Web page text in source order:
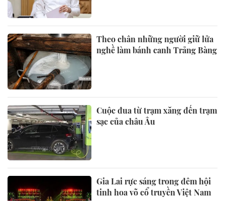
Theo chân những người giữ lửa
nghề làm bánh canh Trảng Bàng
Cuộc đua từ trạm xăng đến trạm
sạc của châu Âu
Gia Lai rực sáng trong đêm hội
tinh hoa võ cổ truyền Việt Nam